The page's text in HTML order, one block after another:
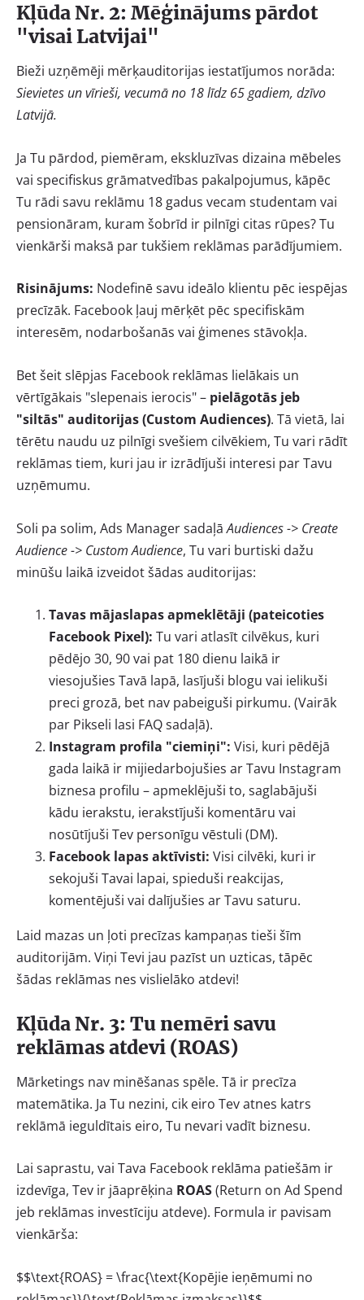
Kļūda Nr. 2: Mēģinājums pārdot
"visai Latvijai"
Bieži uzņēmēji mērķauditorijas iestatījumos norāda:
Sievietes un vīrieši, vecumā no 18 līdz 65 gadiem, dzīvo
Latvijā.
Ja Tu pārdod, piemēram, ekskluzīvas dizaina mēbeles
vai specifiskus grāmatvedības pakalpojumus, kāpēc
Tu rādi savu reklāmu 18 gadus vecam studentam vai
pensionāram, kuram šobrīd ir pilnīgi citas rūpes? Tu
vienkārši maksā par tukšiem reklāmas parādījumiem.
Risinājums: Nodefinē savu ideālo klientu pēc iespējas
precīzāk. Facebook ļauj mērķēt pēc specifiskām
interesēm, nodarbošanās vai ģimenes stāvokļa.
Bet šeit slēpjas Facebook reklāmas lielākais un
vērtīgākais "slepenais ierocis" – pielāgotās jeb
"siltās" auditorijas (Custom Audiences). Tā vietā, lai
tērētu naudu uz pilnīgi svešiem cilvēkiem, Tu vari rādīt
reklāmas tiem, kuri jau ir izrādījuši interesi par Tavu
uzņēmumu.
Soli pa solim, Ads Manager sadaļāAudiences -> Create
Audience -> Custom Audience, Tu vari burtiski dažu
minūšu laikā izveidot šādas auditorijas:
Tavas mājaslapas apmeklētāji (pateicoties
Facebook Pixel): Tu vari atlasīt cilvēkus, kuri
pēdējo 30, 90 vai pat 180 dienu laikā ir
viesojušies Tavā lapā, lasījuši blogu vai ielikuši
preci grozā, bet nav pabeiguši pirkumu. (Vairāk
par Pikseli lasi FAQ sadaļā).
Instagram profila "ciemiņi": Visi, kuri pēdējā
gada laikā ir mijiedarbojušies ar Tavu Instagram
biznesa profilu – apmeklējuši to, saglabājuši
kādu ierakstu, ierakstījuši komentāru vai
nosūtījuši Tev personīgu vēstuli (DM).
Facebook lapas aktīvisti: Visi cilvēki, kuri ir
sekojuši Tavai lapai, spieduši reakcijas,
komentējuši vai dalījušies ar Tavu saturu.
Laid mazas un ļoti precīzas kampaņas tieši šīm
auditorijām. Viņi Tevi jau pazīst un uzticas, tāpēc
šādas reklāmas nes vislielāko atdevi!
Kļūda Nr. 3: Tu nemēri savu
reklāmas atdevi (ROAS)
Mārketings nav minēšanas spēle. Tā ir precīza
matemātika. Ja Tu nezini, cik eiro Tev atnes katrs
reklāmā ieguldītais eiro, Tu nevari vadīt biznesu.
Lai saprastu, vai Tava Facebook reklāma patiešām ir
izdevīga, Tev ir jāaprēķina ROAS(Return on Ad Spend
jeb reklāmas investīciju atdeve). Formula ir pavisam
vienkārša:
$$\text{ROAS} = \frac{\text{Kopējie ieņēmumi no